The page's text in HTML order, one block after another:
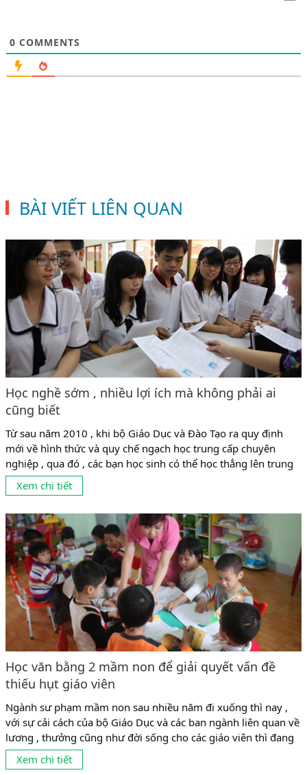
0 COMMENTS
BÀI VIẾT LIÊN QUAN
Học nghề sớm , nhiều lợi ích mà không phải ai
cũng biết
Từ sau năm 2010 , khi bộ Giáo Dục và Đào Tạo ra quy định
mới về hình thức và quy chế ngạch học trung cấp chuyên
nghiệp , qua đó , các bạn học sinh có thể học thẳng lên trung
cấp mà không cần phải qua trung học phổ thông thì hệ trung
cấp trở thành lựa chọn...
Xem chi tiết
Học văn bằng 2 mầm non để giải quyết vấn đề
thiếu hụt giáo viên
Ngành sư phạm mầm non sau nhiều năm đi xuống thì nay ,
với sự cải cách của bộ Giáo Dục và các ban ngành liên quan về
lương , thưởng cũng như đời sống cho các giáo viên thì đang
có dấu hiệu phát triển mạnh trở lại . Tuy nhiên , tình trạng
cung không đủ cầu ,...
Xem chi tiết